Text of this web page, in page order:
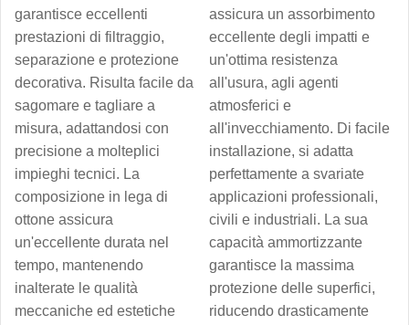
garantisce eccellenti
prestazioni di filtraggio,
separazione e protezione
decorativa. Risulta facile da
sagomare e tagliare a
misura, adattandosi con
precisione a molteplici
impieghi tecnici. La
composizione in lega di
ottone assicura
un'eccellente durata nel
tempo, mantenendo
inalterate le qualità
meccaniche ed estetiche
assicura un assorbimento
eccellente degli impatti e
un'ottima resistenza
all'usura, agli agenti
atmosferici e
all'invecchiamento. Di facile
installazione, si adatta
perfettamente a svariate
applicazioni professionali,
civili e industriali. La sua
capacità ammortizzante
garantisce la massima
protezione delle superfici,
riducendo drasticamente